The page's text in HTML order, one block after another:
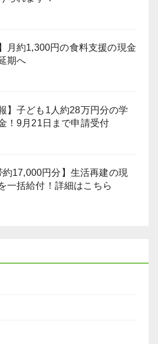
月約1,300円の食料支援の現金
期へ
】子ども1人約28万円分の学
！9月21日まで申請受付
約17,000円分】生活再建の現
一括給付！詳細はこちら